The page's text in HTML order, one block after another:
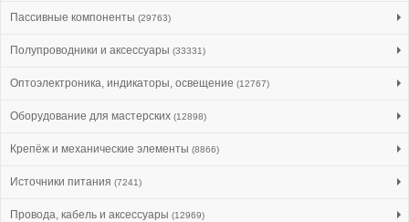
Пассивные компоненты (29763)
Полупроводники и аксессуары (33331)
Оптоэлектроника, индикаторы, освещение (12767)
Оборудование для мастерских (12898)
Крепёж и механические элементы (8866)
Источники питания (7241)
Провода, кабель и аксессуары (12969)